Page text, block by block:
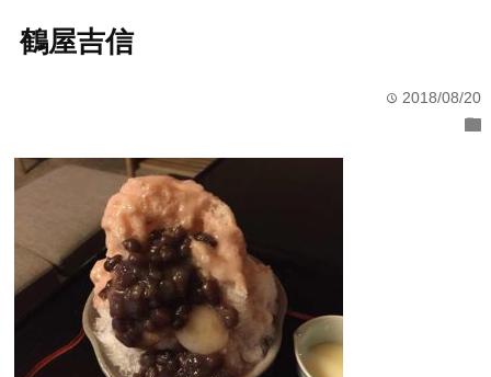
鶴屋吉信
time 2018/08/20
folder